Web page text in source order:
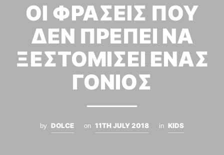
ΟΙ ΦΡΑΣΕΙΣ ΠΟΥ
ΔΕΝ ΠΡΕΠΕΙ ΝΑ
ΞΕΣΤΟΜΙΣΕΙ ΕΝΑΣ
ΓΟΝΙΟΣ
by DOLCE on 11TH JULY 2018 in KIDS